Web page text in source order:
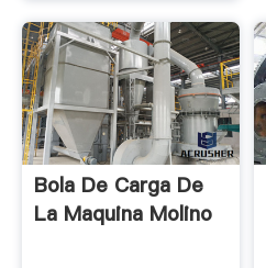
Bola De Carga De
La Maquina Molino